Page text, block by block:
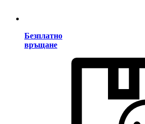
Безплатно
връщане